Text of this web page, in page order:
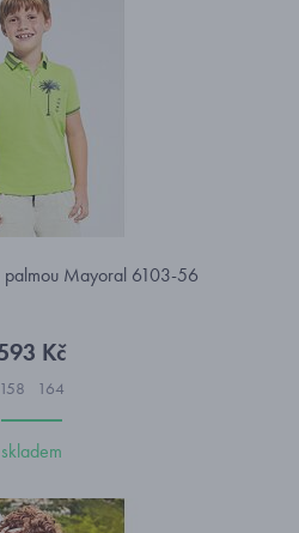
palmou Mayoral 6103-56
Kč
158 164
skladem